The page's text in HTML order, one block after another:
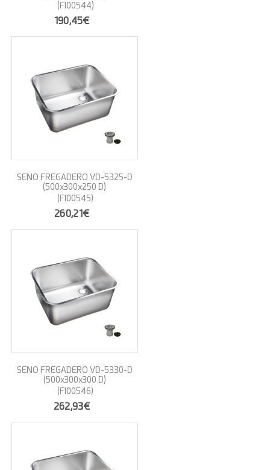
(FI00544)
190,45€
SENO FREGADERO VD-5325-D
(500x300x250 D)
(FI00545)
260,21€
SENO FREGADERO VD-5330-D
(500x300x300 D)
(FI00546)
262,93€